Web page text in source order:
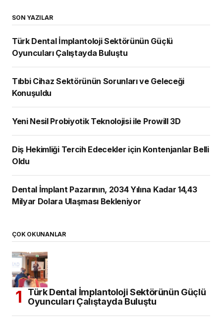
SON YAZILAR
Türk Dental İmplantoloji Sektörünün Güçlü
Oyuncuları Çalıştayda Buluştu
Tıbbi Cihaz Sektörünün Sorunları ve Geleceği
Konuşuldu
Yeni Nesil Probiyotik Teknolojisi ile Prowill 3D
Diş Hekimliği Tercih Edecekler için Kontenjanlar Belli
Oldu
Dental İmplant Pazarının, 2034 Yılına Kadar 14,43
Milyar Dolara Ulaşması Bekleniyor
ÇOK OKUNANLAR
Türk Dental İmplantoloji Sektörünün Güçlü
Oyuncuları Çalıştayda Buluştu